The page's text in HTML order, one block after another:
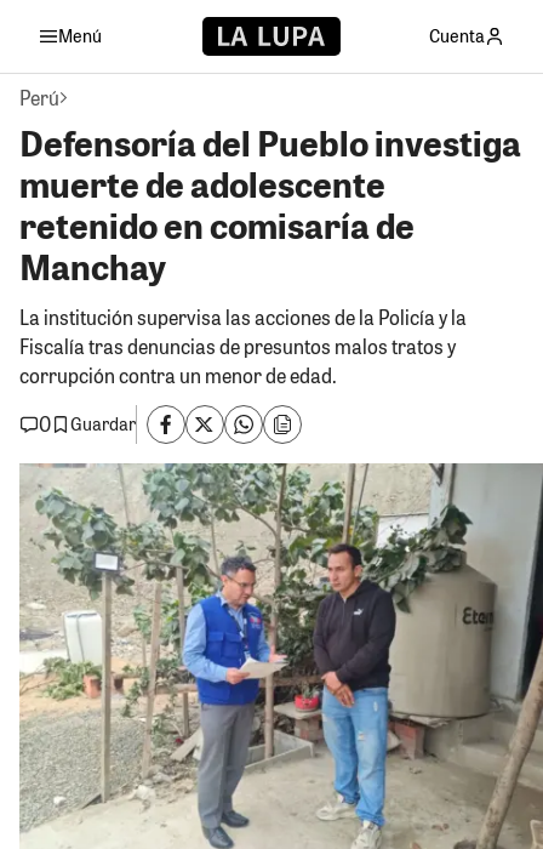
Menú Cuenta
Perú
Defensoría del Pueblo investiga
muerte de adolescente
retenido en comisaría de
Manchay
La institución supervisa las acciones de la Policía y la
Fiscalía tras denuncias de presuntos malos tratos y
corrupción contra un menor de edad.
0
Guardar